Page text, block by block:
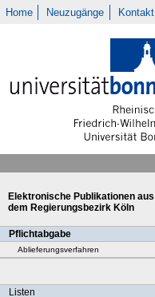
Home Neuzugänge Kontakt
Elektronische Publikationen aus
dem Regierungsbezirk Köln
Pflichtabgabe
Ablieferungsverfahren
Listen